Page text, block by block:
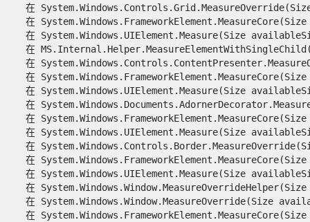
在
在
在 System.Windows.UIElement.Measure(Size
在
在
在
在 System.Windows.UIElement.Measure(Size
在
在
在 System.Windows.UIElement.Measure(Size
在
在
在 System.Windows.UIElement.Measure(Size
在 System.Windows.Window.MeasureOverrideHelper(Size
在 System.Windows.Window.MeasureOverride(Size
在